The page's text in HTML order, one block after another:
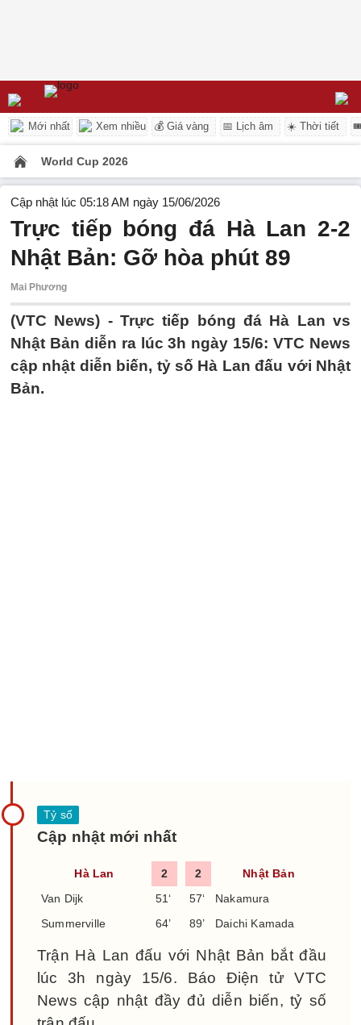
Mới nhất Xem nhiều 💰 Giá vàng 📅 Lịch âm ☀️ Thời tiết
World Cup 2026
Cập nhật lúc 05:18 AM ngày 15/06/2026
Trực tiếp bóng đá Hà Lan 2-2
Nhật Bản: Gỡ hòa phút 89
Mai Phương
(VTC News) - Trực tiếp bóng đá Hà Lan vs
Nhật Bản diễn ra lúc 3h ngày 15/6: VTC News
cập nhật diễn biến, tỷ số Hà Lan đấu với Nhật
Bản.
Cập nhật mới nhất
Hà Lan 2 2
Nhật Bản
Van Dijk
Summerville
51‘
64’
57‘
89’
Nakamura
Daichi Kamada
Trận Hà Lan đấu với Nhật Bản bắt đầu
lúc 3h ngày 15/6. Báo Điện tử VTC
News cập nhật đầy đủ diễn biến, tỷ số